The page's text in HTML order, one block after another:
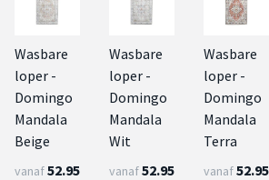
Wasbare
loper -
Domingo
Mandala
Beige
vanaf52.95
Wasbare
loper -
Domingo
Mandala
Wit
vanaf52.95
Wasbare
loper -
Domingo
Mandala
Terra
vanaf52.95